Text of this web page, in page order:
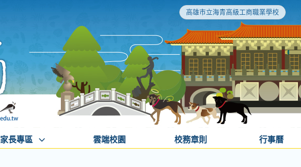
高雄市立海青高級工商職業學校
家長專區 雲端校園 校務章則 行事曆